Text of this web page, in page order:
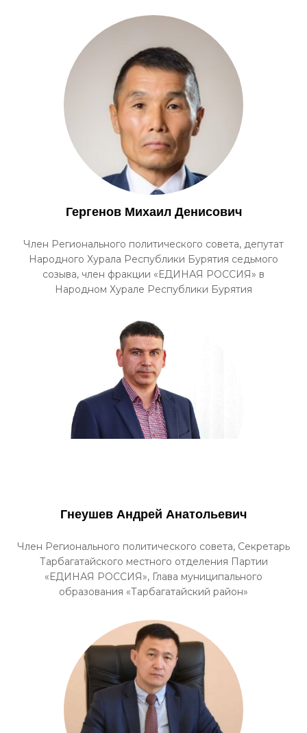
Гергенов Михаил Денисович
Член Регионального политического совета, депутат
Народного Хурала Республики Бурятия седьмого
созыва, член фракции «ЕДИНАЯ РОССИЯ» в
Народном Хурале Республики Бурятия
Гнеушев Андрей Анатольевич
Член Регионального политического совета, Секретарь
Тарбагатайского местного отделения Партии
«ЕДИНАЯ РОССИЯ», Глава муниципального
образования «Тарбагатайский район»